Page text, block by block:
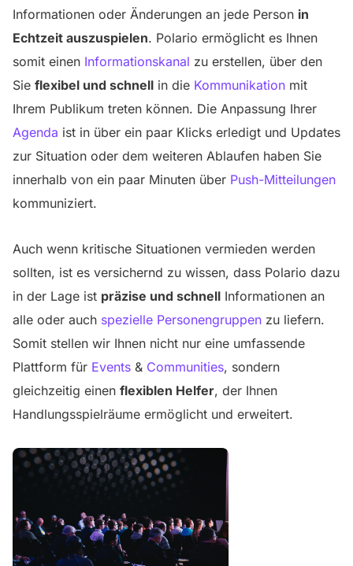
Informationen oder Änderungen an jede Person in
Echtzeit auszuspielen. Polario ermöglicht es Ihnen
somit einen Informationskanal zu erstellen, über den
Sie flexibel und schnell in die Kommunikation mit
Ihrem Publikum treten können. Die Anpassung Ihrer
Agenda ist in über ein paar Klicks erledigt und Updates
zur Situation oder dem weiteren Ablaufen haben Sie
innerhalb von ein paar Minuten über Push-Mitteilungen
kommuniziert.
Auch wenn kritische Situationen vermieden werden
sollten, ist es versichernd zu wissen, dass Polario dazu
in der Lage ist präzise und schnell Informationen an
alle oder auch spezielle Personengruppen zu liefern.
Somit stellen wir Ihnen nicht nur eine umfassende
Plattform für Events & Communities, sondern
gleichzeitig einen flexiblen Helfer, der Ihnen
Handlungsspielräume ermöglicht und erweitert.